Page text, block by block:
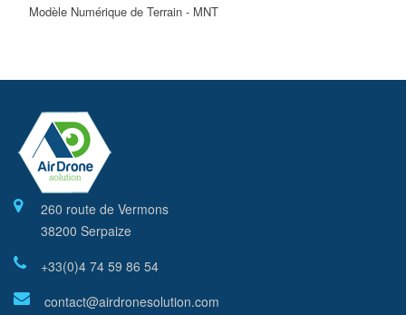
Modèle Numérique de Terrain - MNT
260 route de Vermons
38200 Serpaize
+33(0)4 74 59 86 54
contact@airdronesolution.com